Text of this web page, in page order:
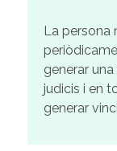
La persona
generar
judicis i en
generar